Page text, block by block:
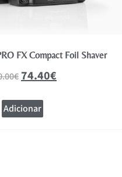
FX Compact Foil Shaver
€74.40€
Adicionar